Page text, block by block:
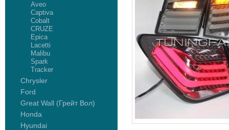
Aveo
Captiva
Cobalt
CRUZE
Epica
Lacetti
Malibu
Spark
Tracker
Chrysler
Ford
Great Wall (Грейт Вол)
Honda
Hyundai